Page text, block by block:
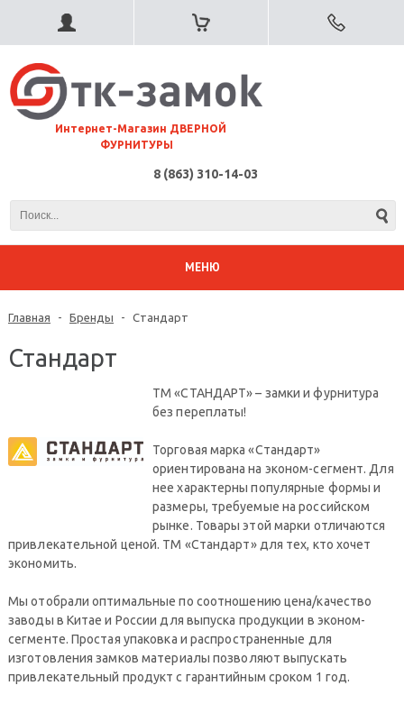
⠀Интернет-Магазин ДВЕРНОЙ
ФУРНИТУРЫ
8 (863) 310-14-03
МЕНЮ
Главная - Бренды - Стандарт
Стандарт
ТМ «СТАНДАРТ» – замки и фурнитура
без переплаты!
Торговая марка «Стандарт»
ориентирована на эконом-сегмент. Для
нее характерны популярные формы и
размеры, требуемые на российском
рынке. Товары этой марки отличаются
привлекательной ценой. ТМ «Стандарт» для тех, кто хочет
экономить.
Мы отобрали оптимальные по соотношению цена/качество
заводы в Китае и России для выпуска продукции в эконом-
сегменте. Простая упаковка и распространенные для
изготовления замков материалы позволяют выпускать
привлекательный продукт с гарантийным сроком 1 год.